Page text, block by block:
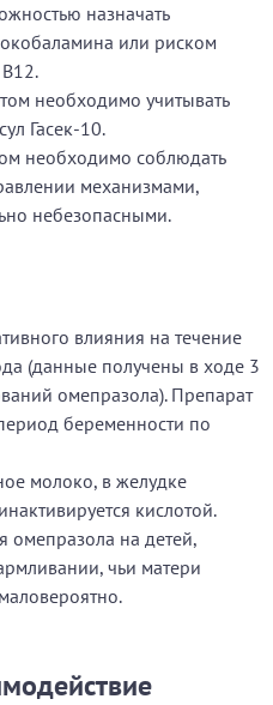
назначать
или риском
необходимо учитывать
Гасек-10.
необходимо соблюдать
механизмами,
небезопасными.
влияния на течение
(данные получены в ходе 3
омепразола). Препарат
беременности по
молоко, в желудке
кислотой.
омепразола на детей,
чьи матери